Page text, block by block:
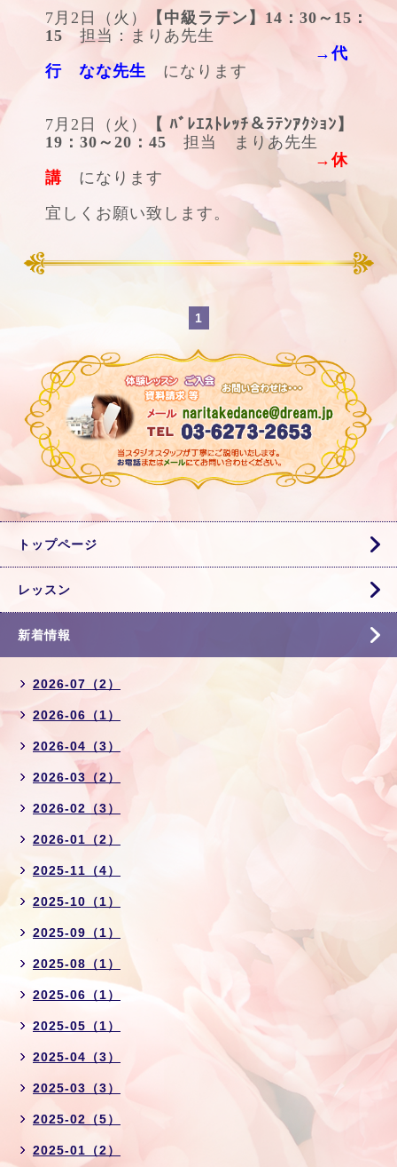
7月2日（火）
【中級ラテン】14：30～15：
15 担当：まりあ先生
→代
行 なな先生 になります
7月2日（火）
【 ﾊﾞﾚｴｽﾄﾚｯﾁ＆ﾗﾃﾝｱｸｼｮﾝ】
19：30～20：45 担当 まりあ先生
→休
講 になります
宜しくお願い致します。
1
トップページ
レッスン
新着情報
2026-07（2）
2026-06（1）
2026-04（3）
2026-03（2）
2026-02（3）
2026-01（2）
2025-11（4）
2025-10（1）
2025-09（1）
2025-08（1）
2025-06（1）
2025-05（1）
2025-04（3）
2025-03（3）
2025-02（5）
2025-01（2）